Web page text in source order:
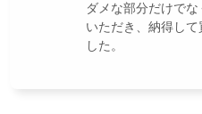
ダメな部分だけで
いただき、納得し
した。